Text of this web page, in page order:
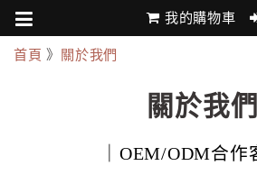
我的購物車
首頁 》 關於我們
關於我們
｜OEM/ODM合作